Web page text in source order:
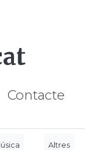
Contacte
Altres